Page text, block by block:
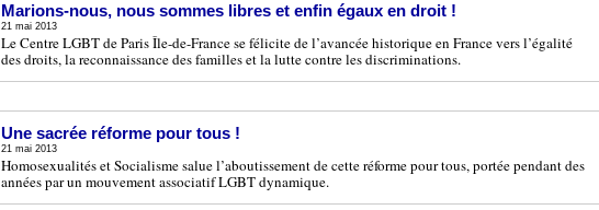
Marions-nous, nous sommes libres et enfin égaux en droit !
21 mai 2013
Le Centre LGBT de Paris Île-de-France se félicite de l’avancée historique en France vers l’égalité
des droits, la reconnaissance des familles et la lutte contre les discriminations.
Une sacrée réforme pour tous !
21 mai 2013
Homosexualités et Socialisme salue l’aboutissement de cette réforme pour tous, portée pendant des
années par un mouvement associatif LGBT dynamique.